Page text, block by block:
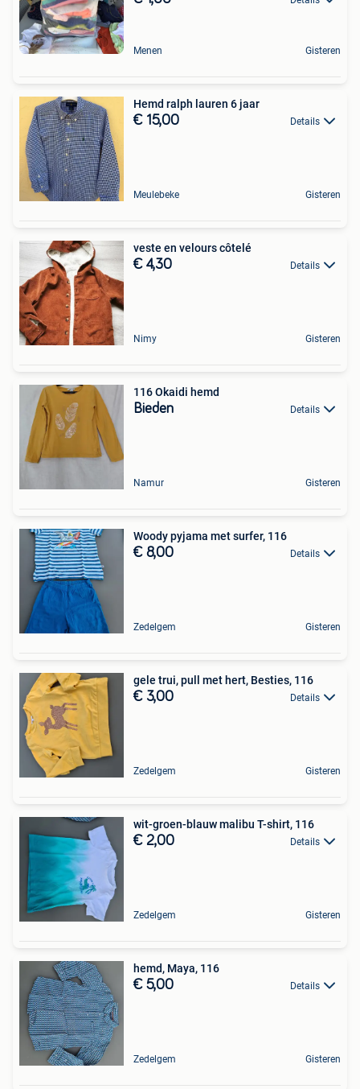
Menen Gisteren
Hemd ralph lauren 6 jaar
€ 15,00 Details
Meulebeke Gisteren
veste en velours côtelé
€ 4,30 Details
Nimy Gisteren
116 Okaidi hemd
Bieden Details
Namur Gisteren
Woody pyjama met surfer, 116
€ 8,00 Details
Zedelgem Gisteren
gele trui, pull met hert, Besties, 116
€ 3,00 Details
Zedelgem Gisteren
wit-groen-blauw malibu T-shirt, 116
€ 2,00 Details
Zedelgem Gisteren
hemd, Maya, 116
€ 5,00 Details
Zedelgem Gisteren